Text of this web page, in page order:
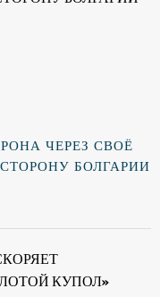
ЧЕРЕЗ СВОЁ
БОЛГАРИИ